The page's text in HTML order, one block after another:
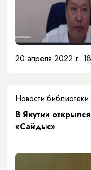
20 апреля 2022 г.
Новости библиотеки
В Якутии
«Сайдыс»